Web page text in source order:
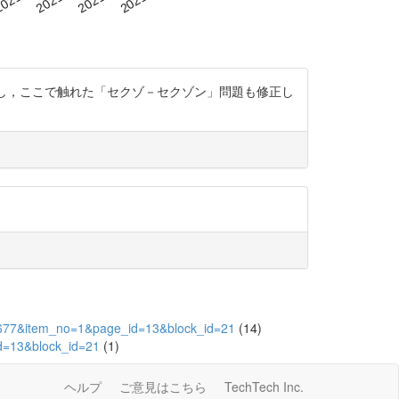
ここで触れた「セクゾ－セクゾン」問題も修正し
(14)
(1)
ヘルプ ご意見はこちら TechTech Inc.